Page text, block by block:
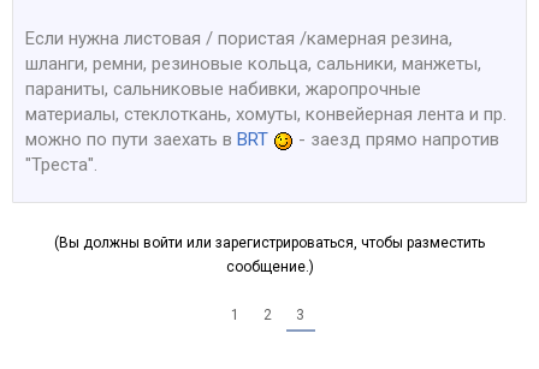
Если нужна листовая / пористая /камерная резина,
шланги, ремни, резиновые кольца, сальники, манжеты,
параниты, сальниковые набивки, жаропрочные
материалы, стеклоткань, хомуты, конвейерная лента и пр.
можно по пути заехать в BRT
- заезд прямо напротив
"Треста".
(Вы должны войти или зарегистрироваться, чтобы разместить
сообщение.)
1 2 3